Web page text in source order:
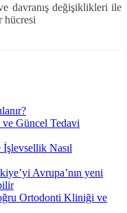
davranış değişiklikleri ile
hücresi
ve Güncel Tedavi
Nasıl
Avrupa’nın yeni
Ortodonti Kliniği ve